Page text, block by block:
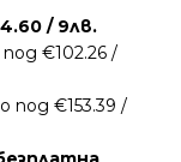
/ 9лв.
€102.26 /
под €153.39 /